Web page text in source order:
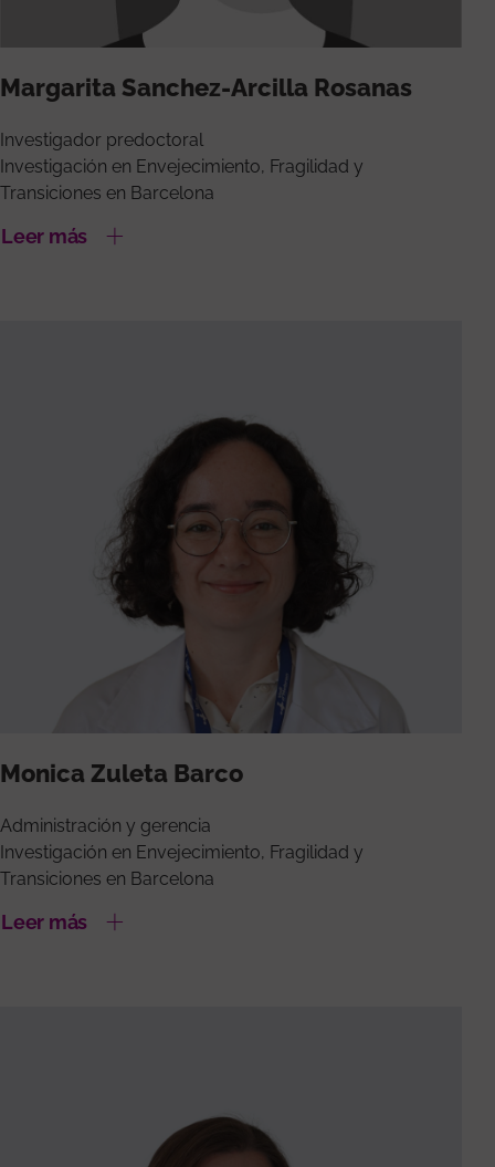
Margarita Sanchez-Arcilla Rosanas
Investigador predoctoral
Investigación en Envejecimiento, Fragilidad y
Transiciones en Barcelona
Leer más
Monica Zuleta Barco
Administración y gerencia
Investigación en Envejecimiento, Fragilidad y
Transiciones en Barcelona
Leer más